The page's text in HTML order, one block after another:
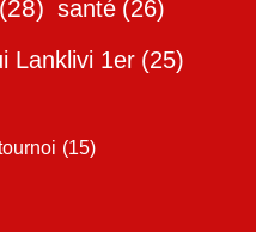
(28) santé (26)
Lanklivi 1er (25)
(15)